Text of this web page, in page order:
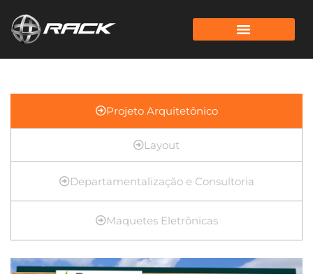
Projeto Arquitetônico
Layout
Departamentalização e Consultoria
Maquetes Eletrônicas